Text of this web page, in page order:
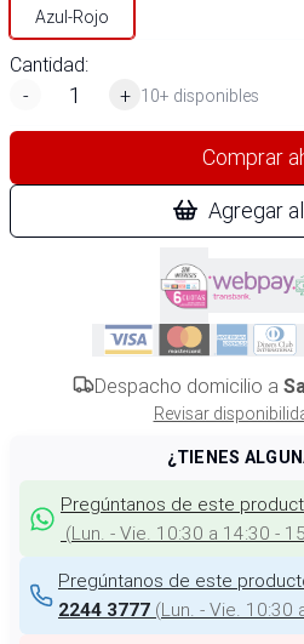
Azul-Rojo
Cantidad:
-
+ 10+ disponibles
Comprar
Agregar
Despacho domicilio a
Revisar
¿TIENES
Pregúntanos de este
(Lun. - Vie. 10:30 a 14:30 -
Pregúntanos de este
2244 3777 (Lun. - Vie. 10:30